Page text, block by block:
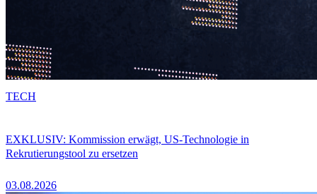
EXKLUSIV: Kommission erwägt, US-Technologie in
Rekrutierungstool zu ersetzen
03.08.2026
TECH